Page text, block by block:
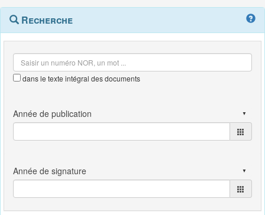
Navigation
outils
Menu
contextuel
Recherche
dans le texte intégral des documents